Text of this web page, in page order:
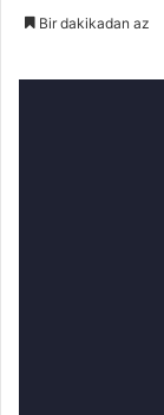
Bir dakikadan az